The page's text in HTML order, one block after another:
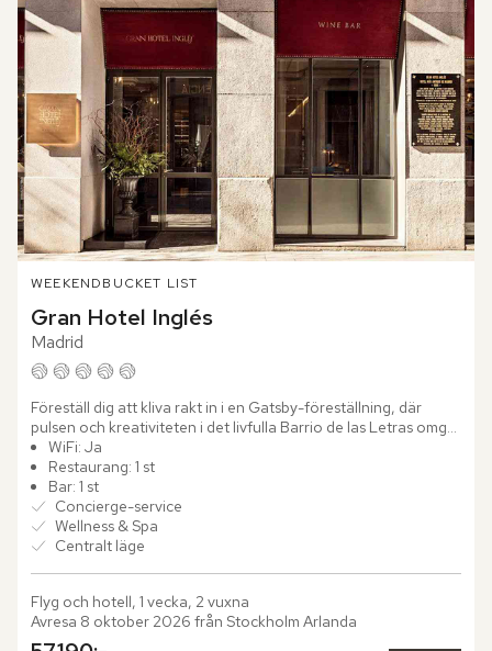
WEEKENDBUCKET LIST
Gran Hotel Inglés
Madrid
Föreställ dig att kliva rakt in i en Gatsby-föreställning, där
pulsen och kreativiteten i det livfulla Barrio de las Letras omger
dig. Mitt i detta kulturella centrum reser sig...
WiFi: Ja
Restaurang: 1 st
Bar: 1 st
Concierge-service
Wellness & Spa
Centralt läge
Flyg och hotell, 1 vecka, 2 vuxna
Avresa 8 oktober 2026 från Stockholm Arlanda